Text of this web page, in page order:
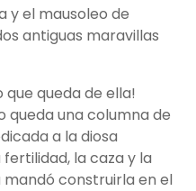
y el mausoleo de
antiguas maravillas
que queda de ella!
queda una columna de
a la diosa
la caza y la
mandó construirla en el